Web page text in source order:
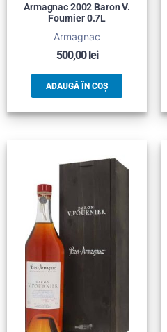
Armagnac 2002 Baron V.
Fournier 0.7L
Armagnac
500,00lei
ADAUGĂ ÎN COȘ